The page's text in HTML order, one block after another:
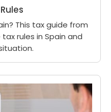
This tax guide from
rules in Spain and